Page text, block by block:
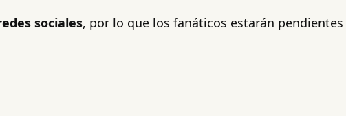
sociales, por lo que los fanáticos estarán pendientes